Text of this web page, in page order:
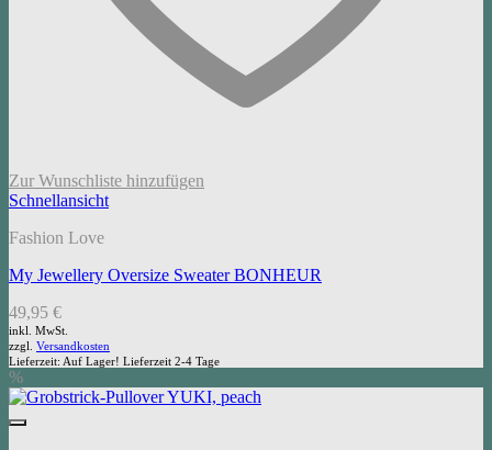
Zur Wunschliste hinzufügen
Schnellansicht
Fashion Love
My Jewellery Oversize Sweater BONHEUR
49,95 €
inkl. MwSt.
zzgl. Versandkosten
Lieferzeit: Auf Lager! Lieferzeit 2-4 Tage
%